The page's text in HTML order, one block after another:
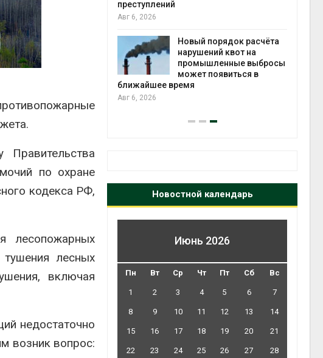
по охране
кодекса РФ,
лесопожарных
лесных
включая
недостаточно
возник вопрос:
Новый порядок расчёта
нарушений квот на
промышленные выбросы
экономить воду
Авг 7, 2026
Дождевая вода с крыш
может помочь городам
Новостной календарь
Июнь 2026
Пн Вт Ср Чт Пт Сб Вс
1 2 3 4 5 6 7
8 9 10 11 12 13 14
15 16 17 18 19 20 21
22 23 24 25 26 27 28